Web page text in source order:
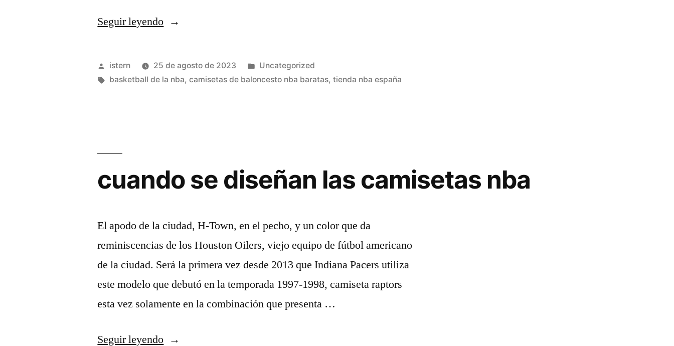
Seguir leyendo«Camisetas
Baratas
2023»
Publicado
por
istern 25 de agosto de 2023
Publicado
en
Uncategorized
Etiquetas:
basketball de la nba,camisetas de baloncesto nba baratas,tienda nba españa
cuando se diseñan las camisetas nba
El apodo de la ciudad, H-Town, en el pecho, y un color que da
reminiscencias de los Houston Oilers, viejo equipo de fútbol americano
de la ciudad. Será la primera vez desde 2013 que Indiana Pacers utiliza
este modelo que debutó en la temporada 1997-1998, camiseta raptors
esta vez solamente en la combinación que presenta …
Seguir leyendo«cuando